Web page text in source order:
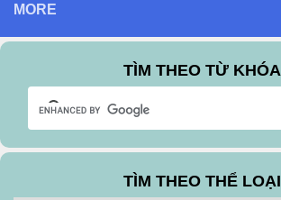
MORE
TÌM THEO TỪ KHÓA
TÌM THEO THỂ LOẠI